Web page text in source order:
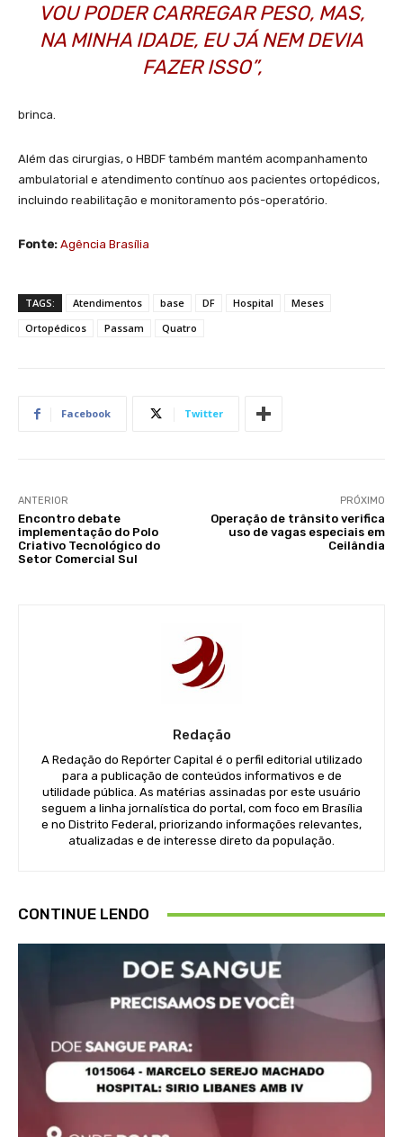
VOU PODER CARREGAR PESO, MAS,
NA MINHA IDADE, EU JÁ NEM DEVIA
FAZER ISSO”,
brinca.
Além das cirurgias, o HBDF também mantém acompanhamento
ambulatorial e atendimento contínuo aos pacientes ortopédicos,
incluindo reabilitação e monitoramento pós-operatório.
Fonte: Agência Brasília
TAGS: Atendimentos base DF Hospital
Meses
Ortopédicos
Passam Quatro
Facebook Twitter
ANTERIOR
Encontro debate
implementação do Polo
Criativo Tecnológico do
Setor Comercial Sul
PRÓXIMO
Operação de trânsito verifica
uso de vagas especiais em
Ceilândia
Redação
A Redação do Repórter Capital é o perfil editorial utilizado
para a publicação de conteúdos informativos e de
utilidade pública. As matérias assinadas por este usuário
seguem a linha jornalística do portal, com foco em Brasília
e no Distrito Federal, priorizando informações relevantes,
atualizadas e de interesse direto da população.
CONTINUE LENDO